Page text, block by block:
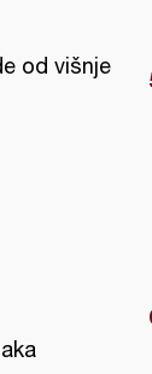
od višnje